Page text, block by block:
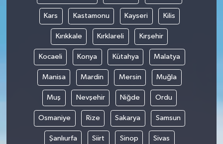
Kars Kastamonu Kayseri Kilis
Kırıkkale Kırklareli Kırşehir
Kocaeli Konya Kütahya Malatya
Manisa Mardin Mersin Muğla
Muş Nevşehir Niğde Ordu
Osmaniye Rize Sakarya Samsun
Şanlıurfa Siirt Sinop Sivas